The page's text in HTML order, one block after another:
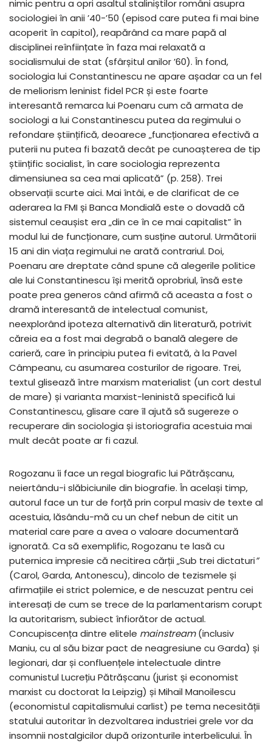
nimic pentru a opri asaltul staliniștilor români asupra
sociologiei în anii ’40-’50 (episod care putea fi mai bine
acoperit în capitol), reapărând ca mare papă al
disciplinei reînființate în faza mai relaxată a
socialismului de stat (sfârșitul anilor ’60). În fond,
sociologia lui Constantinescu ne apare așadar ca un fel
de meliorism leninist fidel PCR și este foarte
interesantă remarca lui Poenaru cum că armata de
sociologi a lui Constantinescu putea da regimului o
refondare științifică, deoarece „funcționarea efectivă a
puterii nu putea fi bazată decât pe cunoașterea de tip
științific socialist, în care sociologia reprezenta
dimensiunea sa cea mai aplicată” (p. 258). Trei
observații scurte aici. Mai întâi, e de clarificat de ce
aderarea la FMI și Banca Mondială este o dovadă că
sistemul ceaușist era „din ce în ce mai capitalist” în
modul lui de funcționare, cum susține autorul. Următorii
15 ani din viața regimului ne arată contrariul. Doi,
Poenaru are dreptate când spune că alegerile politice
ale lui Constantinescu își merită oprobriul, însă este
poate prea generos când afirmă că aceasta a fost o
dramă interesantă de intelectual comunist,
neexplorând ipoteza alternativă din literatură, potrivit
căreia ea a fost mai degrabă o banală alegere de
carieră, care în principiu putea fi evitată, à la Pavel
Câmpeanu, cu asumarea costurilor de rigoare. Trei,
textul glisează între marxism materialist (un cort destul
de mare) și varianta marxist-leninistă specifică lui
Constantinescu, glisare care îl ajută să sugereze o
recuperare din sociologia și istoriografia acestuia mai
mult decât poate ar fi cazul.
Rogozanu îi face un regal biografic lui Pătrășcanu,
neiertându-i slăbiciunile din biografie. În același timp,
autorul face un tur de forță prin corpul masiv de texte al
acestuia, lăsându-mă cu un chef nebun de citit un
material care pare a avea o valoare documentară
ignorată. Ca să exemplific, Rogozanu te lasă cu
puternica impresie că necitirea cărții „Sub trei dictaturi”
(Carol, Garda, Antonescu), dincolo de tezismele și
afirmațiile ei strict polemice, e de nescuzat pentru cei
interesați de cum se trece de la parlamentarism corupt
la autoritarism, subiect înfiorător de actual.
Concupiscența dintre elitele mainstream(inclusiv
Maniu, cu al său bizar pact de neagresiune cu Garda) și
legionari, dar și confluențele intelectuale dintre
comunistul Lucrețiu Pătrășcanu (jurist și economist
marxist cu doctorat la Leipzig) și Mihail Manoilescu
(economistul capitalismului carlist) pe tema necesității
statului autoritar în dezvoltarea industriei grele vor da
insomnii nostalgicilor după orizonturile interbelicului. În